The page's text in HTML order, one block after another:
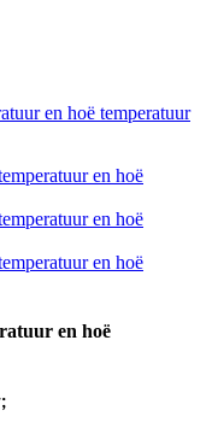
en hoë